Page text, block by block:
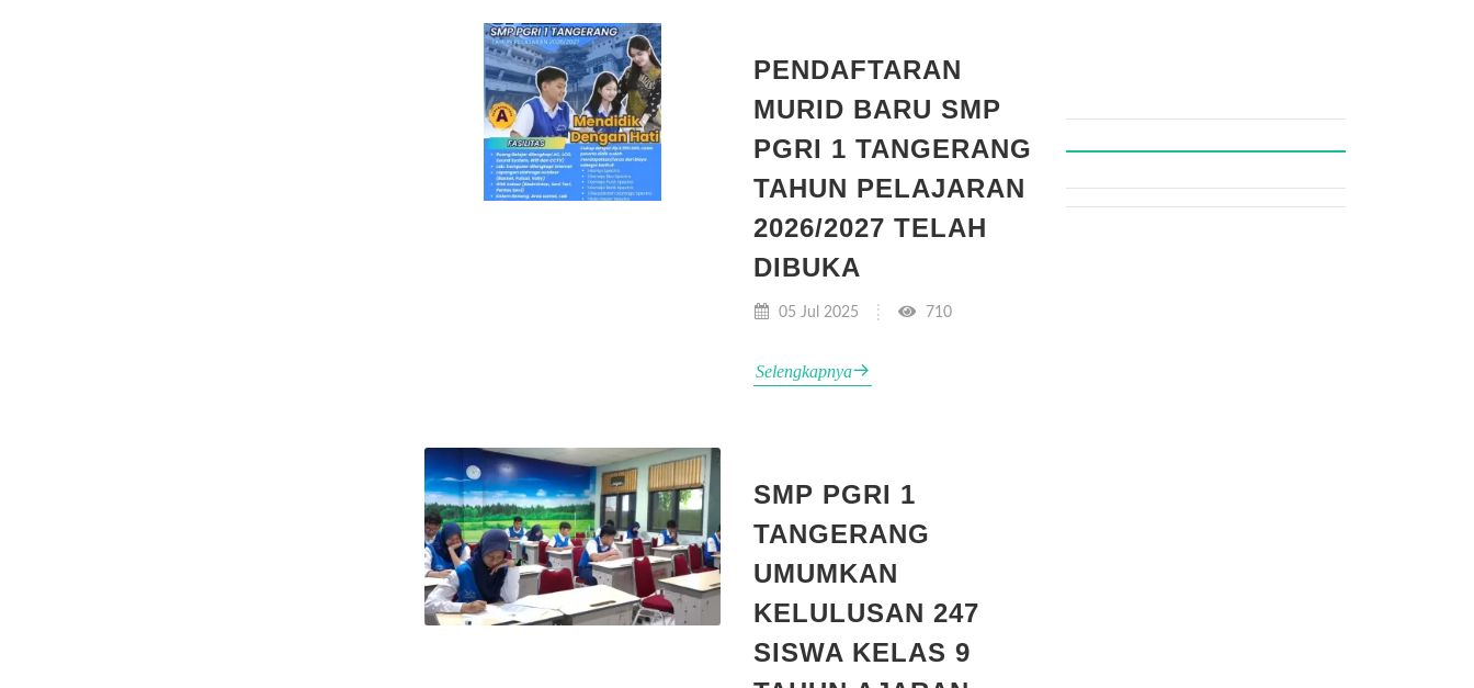
PENDAFTARAN
MURID BARU SMP
PGRI 1 TANGERANG
TAHUN PELAJARAN
2026/2027 TELAH
DIBUKA
05 Jul 2025 710
Selengkapnya
SMP PGRI 1
TANGERANG
UMUMKAN
KELULUSAN 247
SISWA KELAS 9